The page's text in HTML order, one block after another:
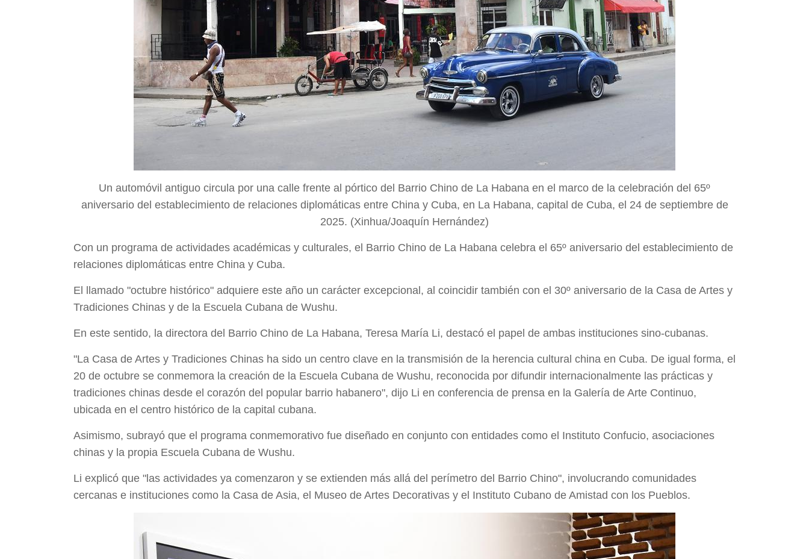
Un automóvil antiguo circula por una calle frente al pórtico del Barrio Chino de La Habana en el marco de la celebración del 65º
aniversario del establecimiento de relaciones diplomáticas entre China y Cuba, en La Habana, capital de Cuba, el 24 de septiembre de
2025. (Xinhua/Joaquín Hernández)
Con un programa de actividades académicas y culturales, el Barrio Chino de La Habana celebra el 65º aniversario del establecimiento de
relaciones diplomáticas entre China y Cuba.
El llamado "octubre histórico" adquiere este año un carácter excepcional, al coincidir también con el 30º aniversario de la Casa de Artes y
Tradiciones Chinas y de la Escuela Cubana de Wushu.
En este sentido, la directora del Barrio Chino de La Habana, Teresa María Li, destacó el papel de ambas instituciones sino-cubanas.
"La Casa de Artes y Tradiciones Chinas ha sido un centro clave en la transmisión de la herencia cultural china en Cuba. De igual forma, el
20 de octubre se conmemora la creación de la Escuela Cubana de Wushu, reconocida por difundir internacionalmente las prácticas y
tradiciones chinas desde el corazón del popular barrio habanero", dijo Li en conferencia de prensa en la Galería de Arte Continuo,
ubicada en el centro histórico de la capital cubana.
Asimismo, subrayó que el programa conmemorativo fue diseñado en conjunto con entidades como el Instituto Confucio, asociaciones
chinas y la propia Escuela Cubana de Wushu.
Li explicó que "las actividades ya comenzaron y se extienden más allá del perímetro del Barrio Chino", involucrando comunidades
cercanas e instituciones como la Casa de Asia, el Museo de Artes Decorativas y el Instituto Cubano de Amistad con los Pueblos.